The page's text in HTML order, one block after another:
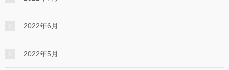
2022年6月
2022年5月